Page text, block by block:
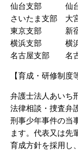
仙台支部 仙台
さいたま支部 大
東京支部 新宿
横浜支部 横浜
名古屋支部 名古
【育成・研修制度
弁護士法人あいち
法律相談・捜査弁
刑事少年事件の当
ます。代表又は先
育成方針を採用し